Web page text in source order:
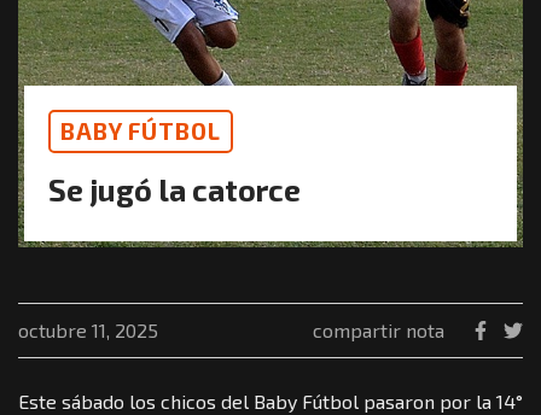
BABY FÚTBOL
Se jugó la catorce
octubre 11, 2025 compartir nota
Este sábado los chicos del Baby Fútbol pasaron por la 14°